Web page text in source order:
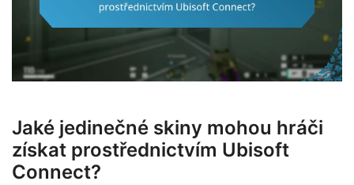
Jaké jedinečné skiny mohou hráči
získat prostřednictvím Ubisoft
Connect?